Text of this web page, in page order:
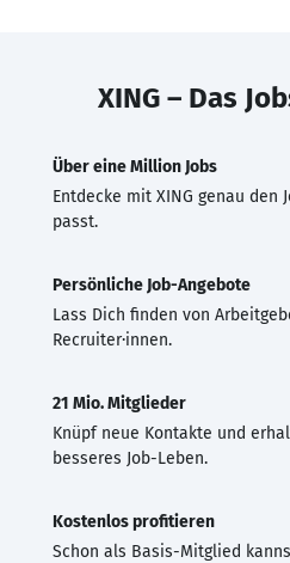
XING – Das
Über eine Million Jobs
Entdecke mit XING genau den
passt.
Persönliche Job-Angebote
Lass Dich finden von
Recruiter·innen.
21 Mio. Mitglieder
Knüpf neue Kontakte und
besseres Job-Leben.
Kostenlos profitieren
Schon als Basis-Mitglied